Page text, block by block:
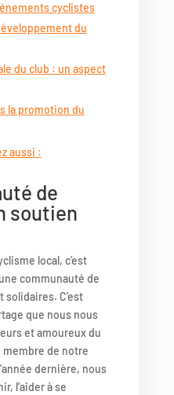
cyclistes
du
du club : un aspect
la promotion du
aussi :
de
soutien
local, c’est
communauté de
C’est
que nous nous
et amoureux du
de notre
dernière, nous
l’aider à se